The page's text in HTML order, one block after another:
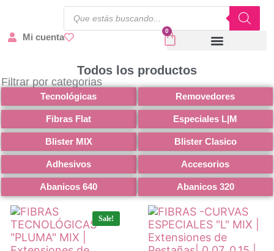
Mi cuenta
0
Todos los productos
Filtrar por categorias
Tecnológicas Removedores
Fibras Flat Especiales L|M
Blister MIX Blister Clasico
Adhesivos Accesorios
Abanicos 640 Abanicos 320
Sale!